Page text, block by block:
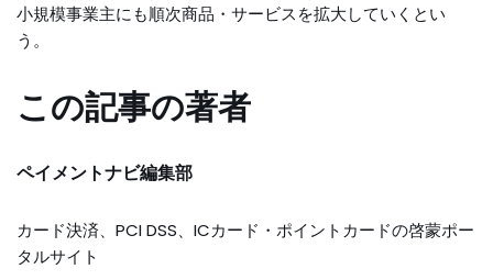
小規模事業主にも順次商品・サービスを拡大していくとい
う。
この記事の著者
ペイメントナビ編集部
カード決済、PCI DSS、ICカード・ポイントカードの啓蒙ポー
タルサイト